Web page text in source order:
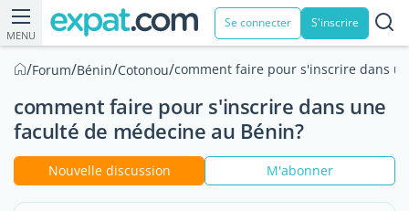
MENU
Se connecter S'inscrire
/Forum/Bénin/Cotonou/comment faire pour s'inscrire dans
comment faire pour s'inscrire dans une
faculté de médecine au Bénin?
Nouvelle discussion M'abonner